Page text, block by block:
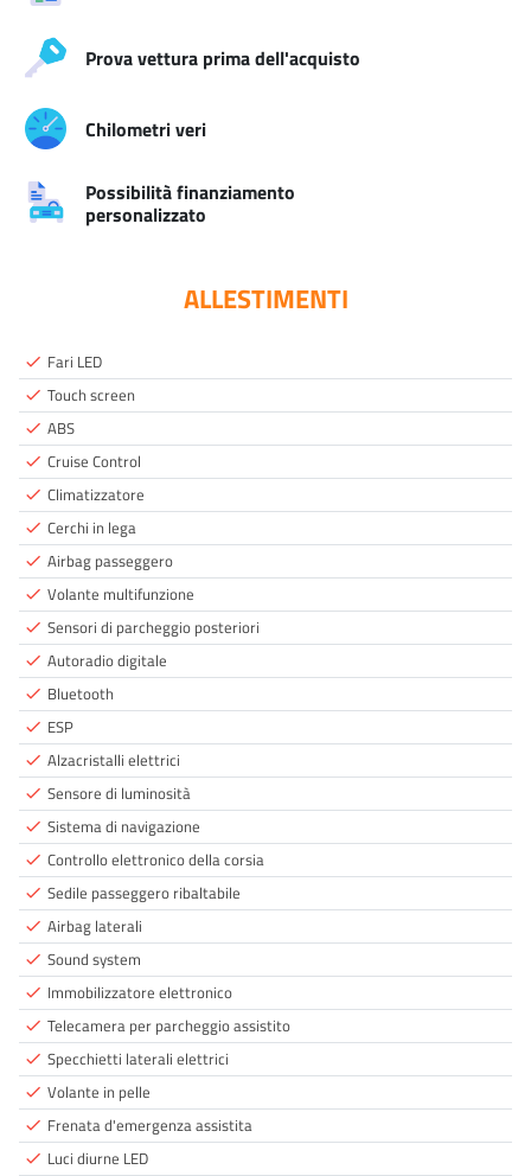
Prova vettura prima dell'acquisto
Chilometri veri
Possibilità finanziamento
personalizzato
ALLESTIMENTI
done Fari LED
done Touch screen
done ABS
done Cruise Control
done Climatizzatore
done Cerchi in lega
done Airbag passeggero
done Volante multifunzione
done Sensori di parcheggio posteriori
done Autoradio digitale
done Bluetooth
done ESP
done Alzacristalli elettrici
done Sensore di luminosità
done Sistema di navigazione
done Controllo elettronico della corsia
done Sedile passeggero ribaltabile
done Airbag laterali
done Sound system
done Immobilizzatore elettronico
done Telecamera per parcheggio assistito
done Specchietti laterali elettrici
done Volante in pelle
done Frenata d'emergenza assistita
done Luci diurne LED